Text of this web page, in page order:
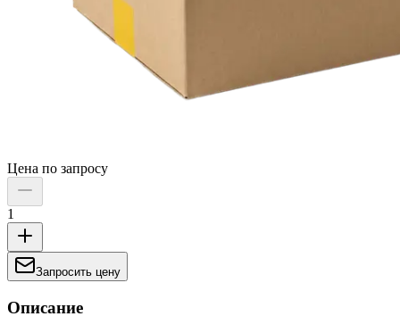
Цена по запросу
1
Запросить цену
Описание